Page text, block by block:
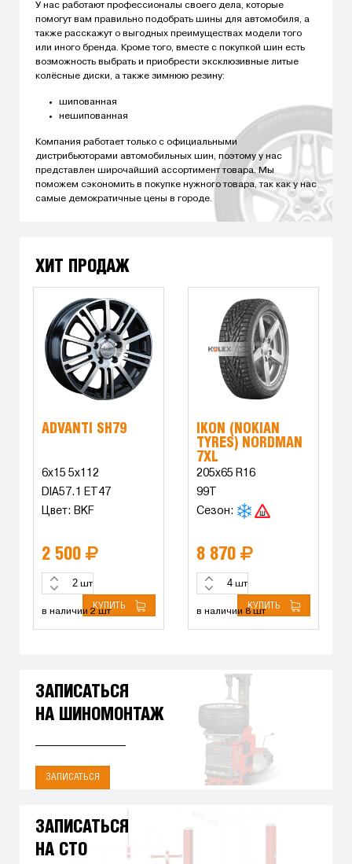
У нас работают профессионалы своего дела, которые
помогут вам правильно подобрать шины для автомобиля, а
также расскажут о выгодных преимуществах модели того
или иного бренда. Кроме того, вместе с покупкой шин есть
возможность выбрать и приобрести эксклюзивные литые
колёсные диски, а также зимнюю резину:
шипованная
нешипованная
Компания работает только с официальными
дистрибьюторами автомобильных шин, поэтому у нас
представлен широчайший ассортимент товара. Мы
поможем сэкономить в покупке нужного товара, так как у нас
самые демократичные цены в городе.
ХИТ ПРОДАЖ
ADVANTI SH79
6x15 5x112
DIA57.1 ET47
Цвет: BKF
2 500
шт
КУПИТЬ
в наличии 2 шт
IKON (NOKIAN
TYRES) NORDMAN
7XL
205x65 R16
99T
Сезон:
8 870
шт
КУПИТЬ
в наличии 8 шт
ЗАПИСАТЬСЯ
НА ШИНОМОНТАЖ
ЗАПИСАТЬСЯ
ЗАПИСАТЬСЯ
НА СТО